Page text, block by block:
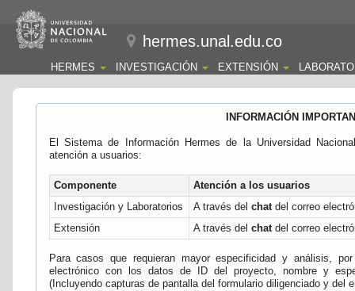
hermes.unal.edu.co
HERMES INVESTIGACIÓN EXTENSIÓN
INFORMACIÓN
El Sistema de Información Hermes de la Universidad
atención a usuarios:
Componente
Atención a los usuarios
Investigación y Laboratorios
A través del chatdel correo
Extensión
A través del chatdel correo
Para casos que requieran mayor especificidad y análisis,
electrónico con los datos de ID del proyecto, nombre y
(Incluyendo capturas de pantalla del formulario diligenciado y del